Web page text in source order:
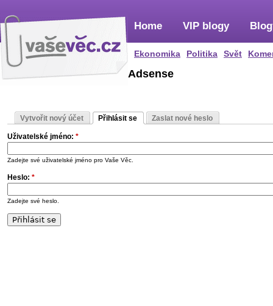
Home
Ekonomika Politika Svět
VIP blogy
Adsense
Vytvořit nový účet Přihlásit se Zaslat nové heslo
Uživatelské jméno: *
Zadejte své uživatelské jméno pro Vaše Věc.
Heslo: *
Zadejte své heslo.